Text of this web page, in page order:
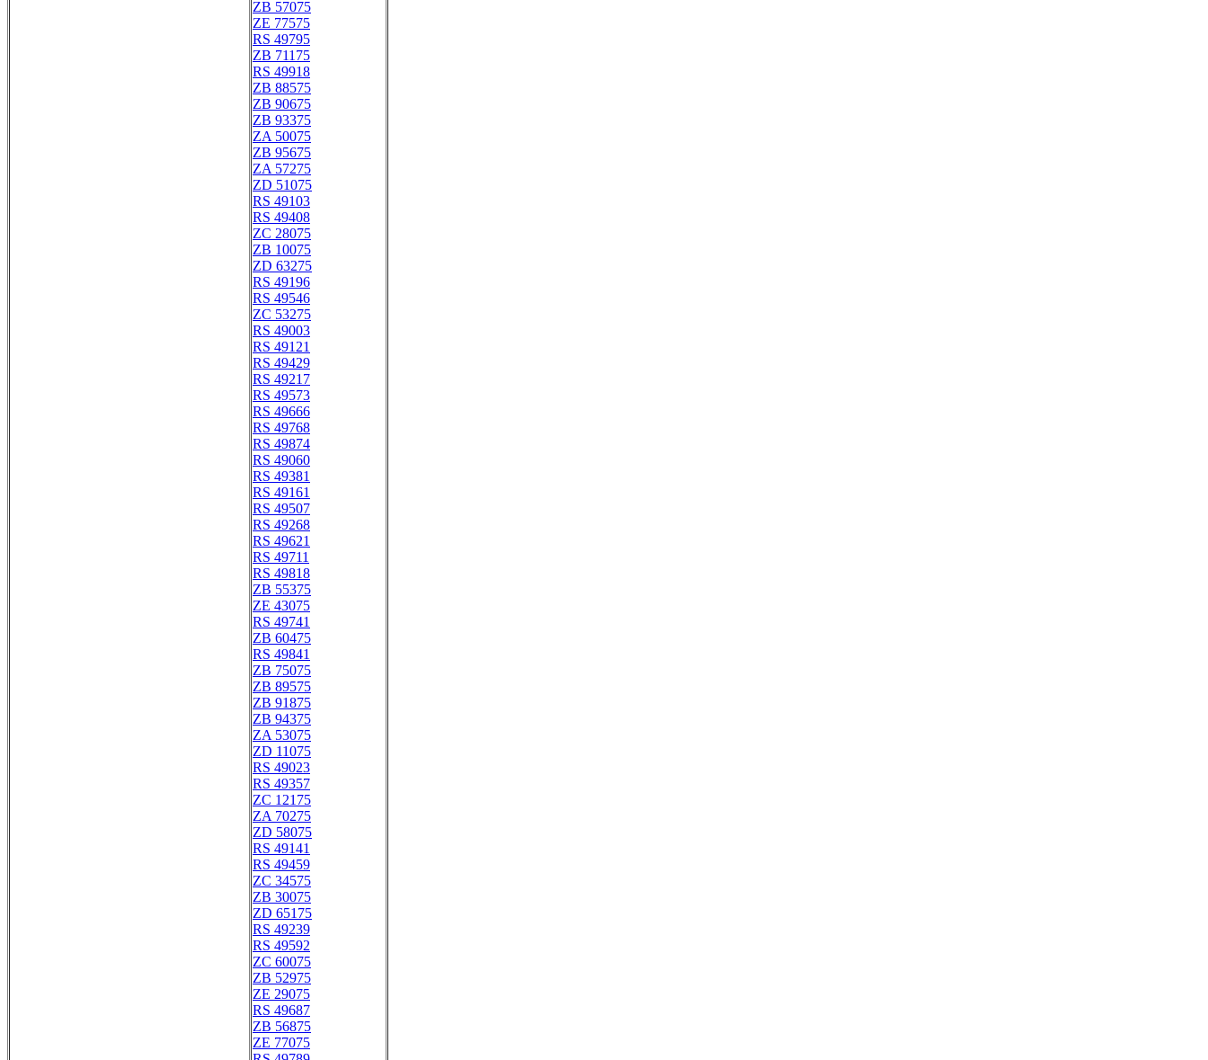
ZB 57075
ZE 77575
RS 49795
ZB 71175
RS 49918
ZB 88575
ZB 90675
ZB 93375
ZA 50075
ZB 95675
ZA 57275
ZD 51075
RS 49103
RS 49408
ZC 28075
ZB 10075
ZD 63275
RS 49196
RS 49546
ZC 53275
RS 49003
RS 49121
RS 49429
RS 49217
RS 49573
RS 49666
RS 49768
RS 49874
RS 49060
RS 49381
RS 49161
RS 49507
RS 49268
RS 49621
RS 49711
RS 49818
ZB 55375
ZE 43075
RS 49741
ZB 60475
RS 49841
ZB 75075
ZB 89575
ZB 91875
ZB 94375
ZA 53075
ZD 11075
RS 49023
RS 49357
ZC 12175
ZA 70275
ZD 58075
RS 49141
RS 49459
ZC 34575
ZB 30075
ZD 65175
RS 49239
RS 49592
ZC 60075
ZB 52975
ZE 29075
RS 49687
ZB 56875
ZE 77075